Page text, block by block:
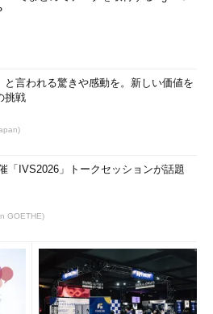
できるでしょう。
る期待効果
考慮しなければならない点が3つあ
号化して運用する基本的な流れを紹
る）
と言われる驚きや感動を。新しい価値を
挑戦
「IVS2026」トークセッションが話題
GOETHE)